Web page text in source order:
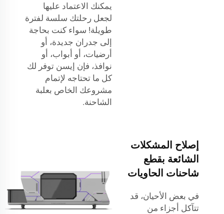
يمكنك الاعتماد عليها
لجعل رحلتك سلسة لفترة
طويلة! سواء كنت بحاجة
إلى جدران جديدة، أو
أرضيات، أو أبواب، أو
نوافذ، فإن إيسن توفر لك
كل ما تحتاجه لإتمام
مشروعك الخاص بعلبة
الشاحنة.
إصلاح المشكلات
الشائعة بقطع
شاحنات الحاويات
في بعض الأحيان، قد
تتآكل أجزاء من